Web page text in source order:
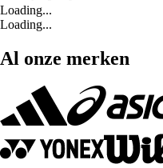
Loading...
Loading...
Al onze merken